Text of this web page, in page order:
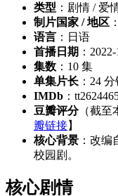
类型 ：剧情 / 爱
制片国家 / 地区
语言 ：日语
首播日期 ：
集数 ：10 集
单集片长 ：24
IMDb ：
豆瓣评分（截至
瓣链接】
核心背景 ：改
校园剧。
核心剧情